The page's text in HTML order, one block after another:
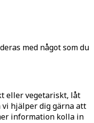
med något som du
eller vegetariskt, låt
vi hjälper dig gärna att
information kolla in